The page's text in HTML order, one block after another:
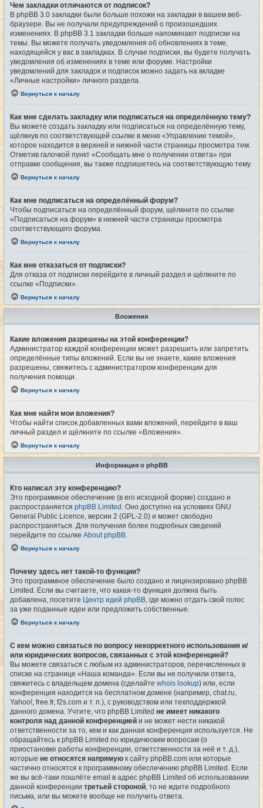
Чем закладки отличаются от подписок?
В phpBB 3.0 закладки были больше похожи на закладки в вашем веб-
браузере. Вы не получали предупреждений о произошедших
изменениях. В phpBB 3.1 закладки больше напоминают подписки на
темы. Вы можете получать уведомления об обновлениях в теме,
находящейся у вас в закладках. В случае подписки, вы будете получать
уведомления об изменениях в теме или форуме. Настройки
уведомлений для закладок и подписок можно задать на вкладке
«Личные настройки» личного раздела.
Вернуться к началу
Как мне сделать закладку или подписаться на определённую тему?
Вы можете создать закладку или подписаться на определённую тему,
щёлкнув по соответствующей ссылке в меню «Управление темой»,
которое находится в верхней и нижней части страницы просмотра тем.
Отметив галочкой пункт «Сообщать мне о получении ответа» при
отправке сообщения, вы также подпишетесь на соответствующую тему.
Вернуться к началу
Как мне подписаться на определённый форум?
Чтобы подписаться на определённый форум, щёлкните по ссылке
«Подписаться на форум» в нижней части страницы просмотра
соответствующего форума.
Вернуться к началу
Как мне отказаться от подписки?
Для отказа от подписки перейдите в личный раздел и щёлкните по
ссылке «Подписки».
Вернуться к началу
Вложения
Какие вложения разрешены на этой конференции?
Администратор каждой конференции может разрешить или запретить
определённые типы вложений. Если вы не знаете, какие вложения
разрешены, свяжитесь с администратором конференции для
получения помощи.
Вернуться к началу
Как мне найти мои вложения?
Чтобы найти список добавленных вами вложений, перейдите в ваш
личный раздел и щёлкните по ссылке «Вложения».
Вернуться к началу
Информация о phpBB
Кто написал эту конференцию?
Это программное обеспечение (в его исходной форме) создано и
распространяется phpBB Limited . Оно доступно на условиях GNU
General Public Licence, версии 2 (GPL-2.0) и может свободно
распространяться. Для получения более подробных сведений
перейдите по ссылке About phpBB
Вернуться к началу
Почему здесь нет такой-то функции?
Это программное обеспечение было создано и лицензировано phpBB
Limited. Если вы считаете, что какая-то функция должна быть
добавлена, посетите Центр идей phpBB , где можно отдать свой голос
за уже поданные идеи или предложить собственные.
Вернуться к началу
С кем можно связаться по вопросу некорректного использования и/
или юридических вопросов, связанных с этой конференцией?
Вы можете связаться с любым из администраторов, перечисленных в
списке на странице «Наша команда». Если вы не получили ответа,
свяжитесь с владельцем домена (сделайте whois lookup) или, если
конференция находится на бесплатном домене (например, chat.ru,
Yahoo!, free.fr, f2s.com и т. п.), с руководством или техподдержкой
данного домена. Учтите, что phpBB Limited не имеет никакого
контроля над данной конференцией и не может нести никакой
ответственности за то, кем и как данная конференция используется. Не
обращайтесь к phpBB Limited по юридическим вопросам (о
приостановке работы конференции, ответственности за неё и т. д.),
которые не относятся напрямую к сайту phpBB.com или которые
частично относятся к программному обеспечению phpBB Limited. Если
же вы всё-таки пошлёте email в адрес phpBB Limited об использовании
данной конференции третьей стороной , то не ждите подробного
письма, или вы можете вообще не получить ответа.